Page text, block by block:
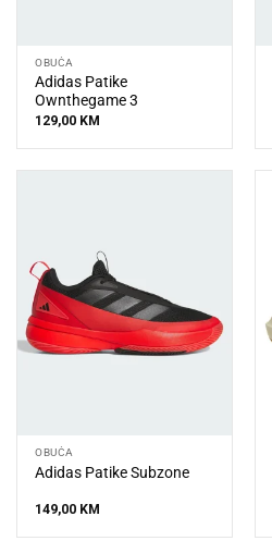
OBUĆA
Adidas Patike
Ownthegame 3
129,00 KM
OBUĆA
Adidas Patike Subzone
149,00 KM